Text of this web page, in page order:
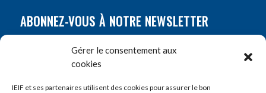
Gérer le consentement aux
cookies
IEIF et ses partenaires utilisent des cookies pour assurer le bon
ABONNEZ-VOUS À NOTRE NEWSLETTER
Prénom*